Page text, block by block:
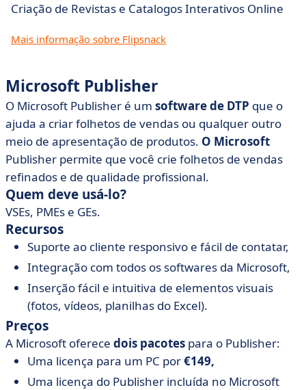
Criação de Revistas e Catalogos Interativos Online
Mais informação sobre Flipsnack
Microsoft Publisher
O Microsoft Publisher é um software de DTP que o
ajuda a criar folhetos de vendas ou qualquer outro
meio de apresentação de produtos. O Microsoft
Publisher permite que você crie folhetos de vendas
refinados e de qualidade profissional.
Quem deve usá-lo?
VSEs, PMEs e GEs.
Recursos
Suporte ao cliente responsivo e fácil de contatar,
Integração com todos os softwares da Microsoft,
Inserção fácil e intuitiva de elementos visuais
(fotos, vídeos, planilhas do Excel).
Preços
A Microsoft oferece dois pacotes para o Publisher:
Uma licença para um PC por€149,
Uma licença do Publisher incluída no Microsoft